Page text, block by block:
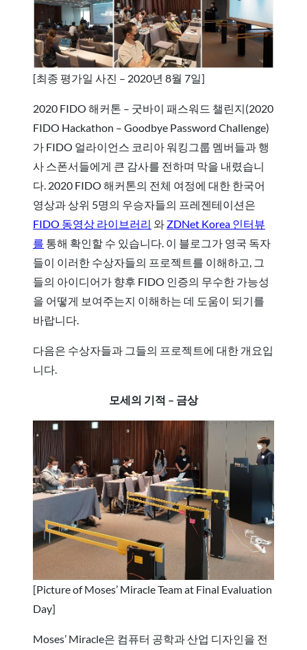
[최종 평가일 사진 – 2020년 8월 7일]
2020 FIDO 해커톤 – 굿바이 패스워드 챌린지(2020
FIDO Hackathon – Goodbye Password Challenge)
가 FIDO 얼라이언스 코리아 워킹그룹 멤버들과 행
사 스폰서들에게 큰 감사를 전하며 막을 내렸습니
다. 2020 FIDO 해커톤의 전체 여정에 대한 한국어
영상과 상위 5명의 우승자들의 프레젠테이션은
FIDO 동영상 라이브러리 와 ZDNet Korea 인터뷰
를 통해 확인할 수 있습니다. 이 블로그가 영국 독자
들이 이러한 수상자들의 프로젝트를 이해하고, 그
들의 아이디어가 향후 FIDO 인증의 무수한 가능성
을 어떻게 보여주는지 이해하는 데 도움이 되기를
바랍니다.
다음은 수상자들과 그들의 프로젝트에 대한 개요입
니다.
모세의 기적 – 금상
[Picture of Moses’ Miracle Team at Final Evaluation
Day]
Moses’ Miracle은 컴퓨터 공학과 산업 디자인을 전